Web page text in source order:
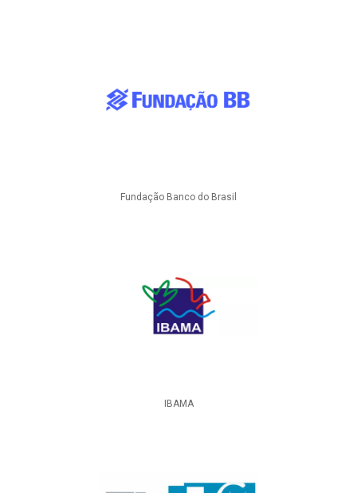
Fundação Banco do Brasil
IBAMA